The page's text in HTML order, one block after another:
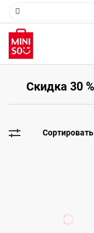
Скидка 30 %